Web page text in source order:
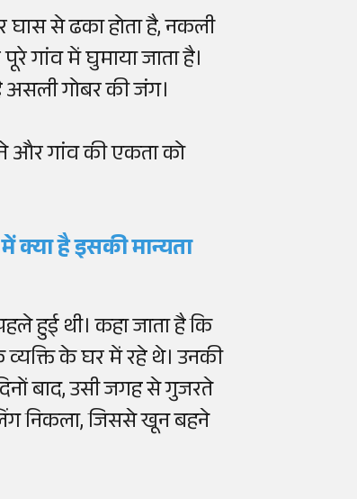
घास से ढका होता है, नकली
गांव में घुमाया जाता है।
गोबर की जंग।
और गांव की एकता को
में क्या है इसकी मान्यता
हुई थी। कहा जाता है कि
के घर में रहे थे। उनकी
बाद, उसी जगह से गुजरते
निकला, जिससे खून बहने